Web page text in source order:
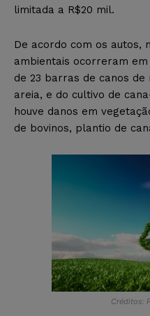
limitada a R$20 mil.
De acordo com os autos,
ambientais ocorreram
de 23 barras de canos
areia, e do cultivo de
houve danos em
de bovinos, plantio de
Créditos: